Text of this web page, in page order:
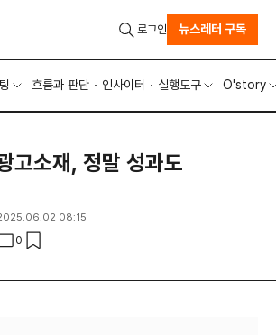
흐름과 판단 인사이터 실행도구 O'story
로그인 뉴스레터 구독
고소재, 정말 성과도
08:15
0